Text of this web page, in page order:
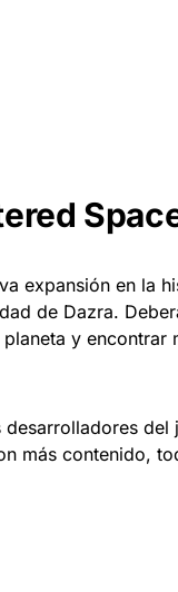
expansión en la
de Dazra.
y encontrar
más contenido,